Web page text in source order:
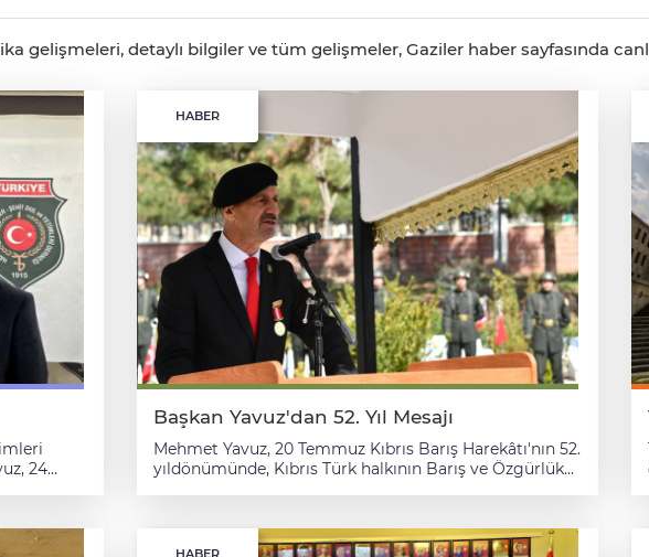
gelişmeleri, detaylı bilgiler ve tüm gelişmeler, Gaziler haber sayfasında
24
doğru,
HABER
Başkan Yavuz'dan 52. Yıl Mesajı
Mehmet Yavuz, 20 Temmuz Kıbrıs Barış Harekâtı'nın 52.
yıldönümünde, Kıbrıs Türk halkının Barış ve Özgürlük
Kıbrıs Barış Harekâtı'nın 52. yıldönümü mesajı Türkiye
Harp Malulü Gaziler Şehit Dul ve Yetimleri Derneği